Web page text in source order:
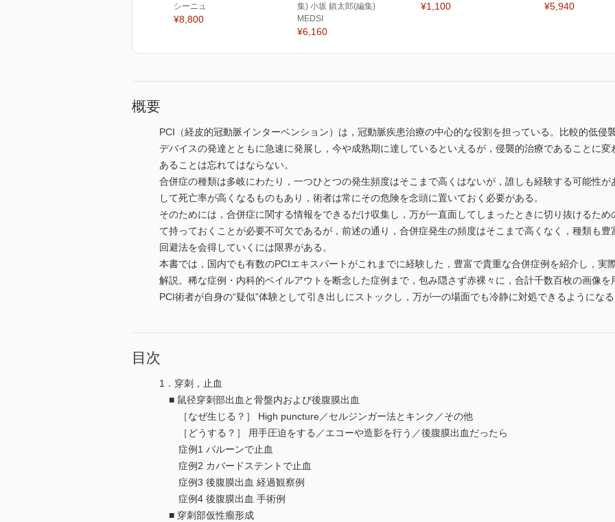
シーニュ
¥8,800
集) 小坂 鎮太郎(編集)
MEDSI
¥6,160
¥1,100 ¥5,940
概要
PCI（経皮的冠動脈インターベンション）は，冠動脈疾患治療の中心的な役割を担っている。比較的低侵
デバイスの発達とともに急速に発展し，今や成熟期に達しているといえるが，侵襲的治療であることに
あることは忘れてはならない。
合併症の種類は多岐にわたり，一つひとつの発生頻度はそこまで高くはないが，誰しも経験する可能性
して死亡率が高くなるものもあり，術者は常にその危険を念頭に置いておく必要がある。
そのためには，合併症に関する情報をできるだけ収集し，万が一直面してしまったときに切り抜けるた
て持っておくことが必要不可欠であるが，前述の通り，合併症発生の頻度はそこまで高くなく，種類も
回避法を会得していくには限界がある。
本書では，国内でも有数のPCIエキスパートがこれまでに経験した，豊富で貴重な合併症例を紹介し，実
解説。稀な症例・内科的ベイルアウトを断念した症例まで，包み隠さず赤裸々に，合計千数百枚の画像を
PCI術者が自身の“疑似”体験として引き出しにストックし，万が一の場面でも冷静に対処できるようにな
目次
1．穿刺，止血
■ 鼠径穿刺部出血と骨盤内および後腹膜出血
［なぜ生じる？］ High puncture／セルジンガー法とキンク／その他
［どうする？］ 用手圧迫をする／エコーや造影を行う／後腹膜出血だったら
症例1 バルーンで止血
症例2 カバードステントで止血
症例3 後腹膜出血 経過観察例
症例4 後腹膜出血 手術例
■ 穿刺部仮性瘤形成